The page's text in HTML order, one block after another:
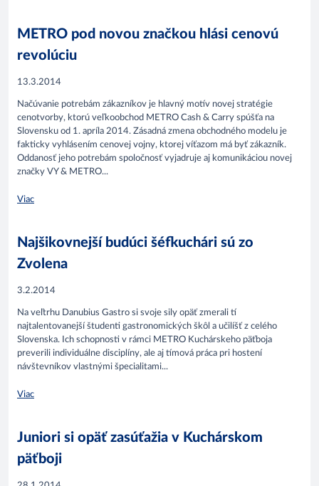
METRO pod novou značkou hlási cenovú
revolúciu
13.3.2014
Načúvanie potrebám zákazníkov je hlavný motív novej stratégie
cenotvorby, ktorú veľkoobchod METRO Cash & Carry spúšťa na
Slovensku od 1. apríla 2014. Zásadná zmena obchodného modelu je
fakticky vyhlásením cenovej vojny, ktorej víťazom má byť zákazník.
Oddanosť jeho potrebám spoločnosť vyjadruje aj komunikáciou novej
značky VY & METRO...
Viac
Najšikovnejší budúci šéfkuchári sú zo
Zvolena
3.2.2014
Na veľtrhu Danubius Gastro si svoje sily opäť zmerali tí
najtalentovanejší študenti gastronomických škôl a učilíšť z celého
Slovenska. Ich schopnosti v rámci METRO Kuchárskeho päťboja
preverili individuálne disciplíny, ale aj tímová práca pri hostení
návštevníkov vlastnými špecialitami...
Viac
Juniori si opäť zasúťažia v Kuchárskom
päťboji